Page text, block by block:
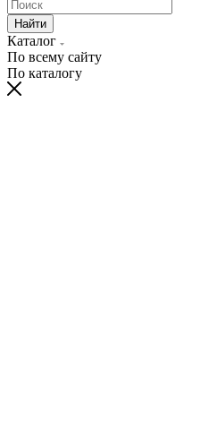
Найти
Каталог
По всему сайту
По каталогу